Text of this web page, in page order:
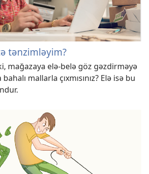
tənzimləyim?
mağazaya elə-belə göz gəzdirməyə
mallarla çıxmısınız? Elə isə bu